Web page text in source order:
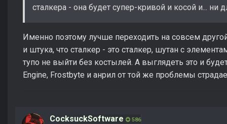
сталкера - она будет супер-кривой и косой и... ни
Именно поэтому лучше переходить на совсем
и штука, что сталкер - это сталкер, шутан с
тупо не выйти без костылей. А выглядеть это и
Engine, Frostbyte и анрил от той же проблемы
CocksuckSoftware 586